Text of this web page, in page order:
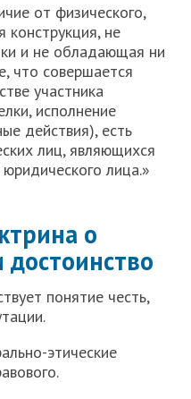
от физического,
конструкция, не
и не обладающая ни
что совершается
участника
исполнение
действия), есть
лиц, являющихся
лица.»
о
достоинство
понятие честь,
этические